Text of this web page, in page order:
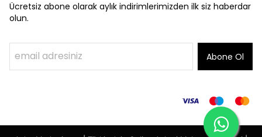
Ücretsiz abone olarak aylık indirimlerimizden ilk siz haberdar
olun.
Abone Ol